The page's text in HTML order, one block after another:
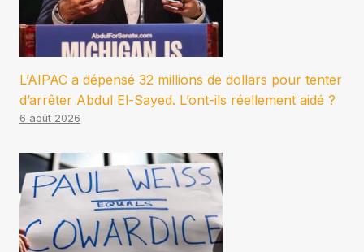
L’AIPAC a dépensé 32 millions de dollars pour tenter
d’arrêter Abdul El-Sayed. L’ont-ils réellement aidé ?
6 août 2026